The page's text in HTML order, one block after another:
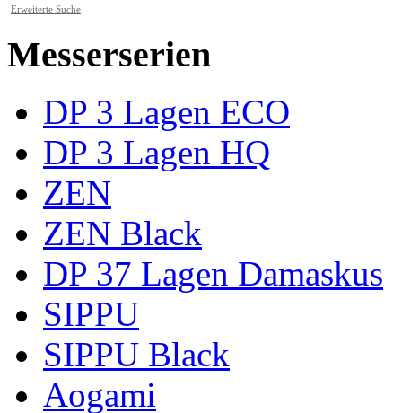
Erweiterte Suche
Messerserien
DP 3 Lagen ECO
DP 3 Lagen HQ
ZEN
ZEN Black
DP 37 Lagen Damaskus
SIPPU
SIPPU Black
Aogami